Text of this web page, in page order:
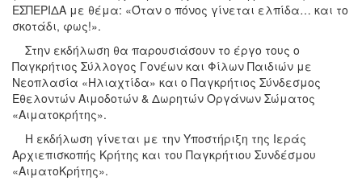
ΕΣΠΕΡΙΔΑ με θέμα: «Όταν ο πόνος γίνεται ελπίδα… και το
σκοτάδι, φως!».
Στην εκδήλωση θα παρουσιάσουν το έργο τους ο
Παγκρήτιος Σύλλογος Γονέων και Φίλων Παιδιών με
Νεοπλασία «Ηλιαχτίδα» και ο Παγκρήτιος Σύνδεσμος
Εθελοντών Αιμοδοτών & Δωρητών Οργάνων Σώματος
«Αιματοκρήτης».
Η εκδήλωση γίνεται με την Υποστήριξη της Ιεράς
Αρχιεπισκοπής Κρήτης και του Παγκρήτιου Συνδέσμου
«ΑιματοΚρήτης».